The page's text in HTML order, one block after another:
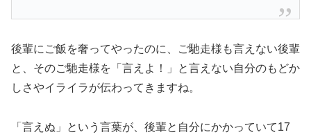
後輩にご飯を奢ってやったのに、ご馳走様も言えない後輩
と、そのご馳走様を「言えよ！」と言えない自分のもどか
しさやイライラが伝わってきますね。
「言えぬ」という言葉が、後輩と自分にかかっていて17